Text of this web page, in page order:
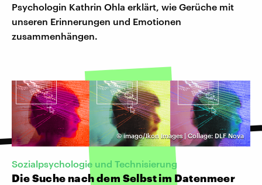
Psychologin Kathrin Ohla erklärt, wie Gerüche mit
unseren Erinnerungen und Emotionen
zusammenhängen.
©imago/Ikon Images | Collage: DLF Nova
Sozialpsychologie und Technisierung
Die Suche nach dem Selbst im Datenmeer